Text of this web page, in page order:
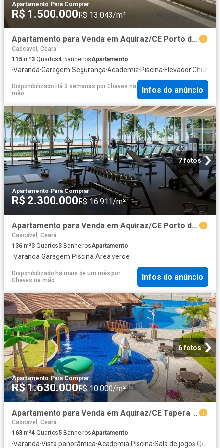
Apartamento·Para Comprar
R$ 1.500.000R$ 13.043/m²
Apartamento para Venda em Aquiraz/CE Porto das Dunas 3 Quartos
Cascavel, Ceará
115 m²3 Quartos4 BanheirosApartamento
·Varanda·Garagem·Segurança·Academia·Piscina·Elevador·
Disponibilizado Há 3 semanas por Chaves na
mão
Infos do anúncio
7 fotos
Apartamento· Para Comprar
R$ 2.300.000R$ 16.911/m²
Apartamento para Venda em Aquiraz/CE Porto das Dunas 3 Quartos
Cascavel, Ceará
136 m²3 Quartos3 BanheirosApartamento
·Varanda·Garagem·Piscina·Área verde
Disponibilizado há mais de um mês por
Chaves na mão
Infos do anúncio
6 fotos
Apartamento·Para Comprar
R$ 1.630.000R$ 10.000/m²
Apartamento para Venda em Aquiraz/CE Tapera 4 Quartos
Cascavel, Ceará
163 m²4 Quartos5 BanheirosApartamento
·Varanda·Vista panorâmica·Academia·Piscina·Sala de jogos·